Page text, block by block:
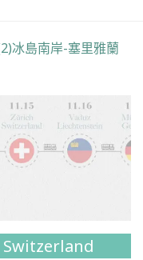
冰島南岸-塞里雅蘭
Switzerland